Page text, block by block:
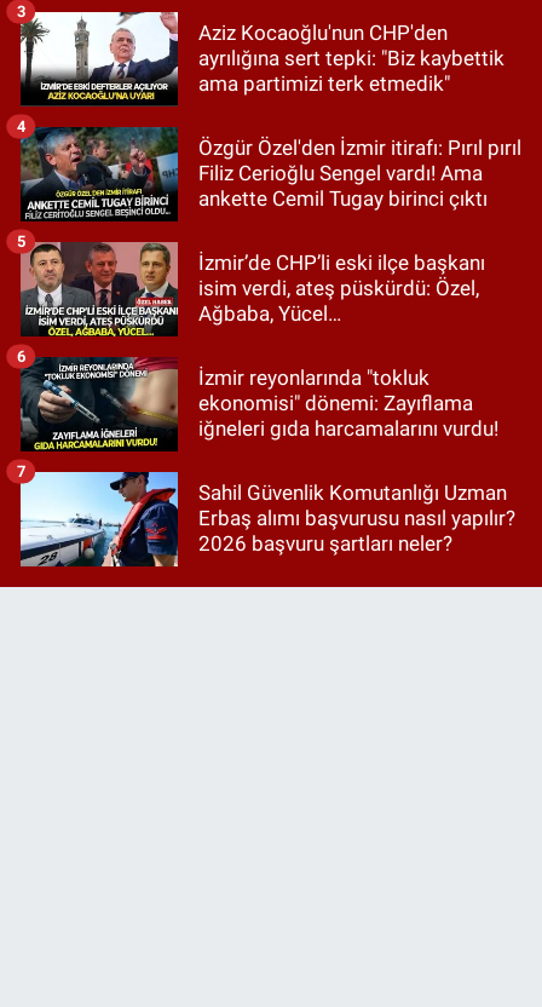
Aziz Kocaoğlu'nun CHP'den
ayrılığına sert tepki: "Biz kaybettik
ama partimizi terk etmedik"
3
Özgür Özel'den İzmir itirafı: Pırıl pırıl
Filiz Cerioğlu Sengel vardı! Ama
ankette Cemil Tugay birinci çıktı
4
İzmir’de CHP’li eski ilçe başkanı
isim verdi, ateş püskürdü: Özel,
Ağbaba, Yücel…
5
İzmir reyonlarında "tokluk
ekonomisi" dönemi: Zayıflama
iğneleri gıda harcamalarını vurdu!
6
Sahil Güvenlik Komutanlığı Uzman
Erbaş alımı başvurusu nasıl yapılır?
2026 başvuru şartları neler?
7